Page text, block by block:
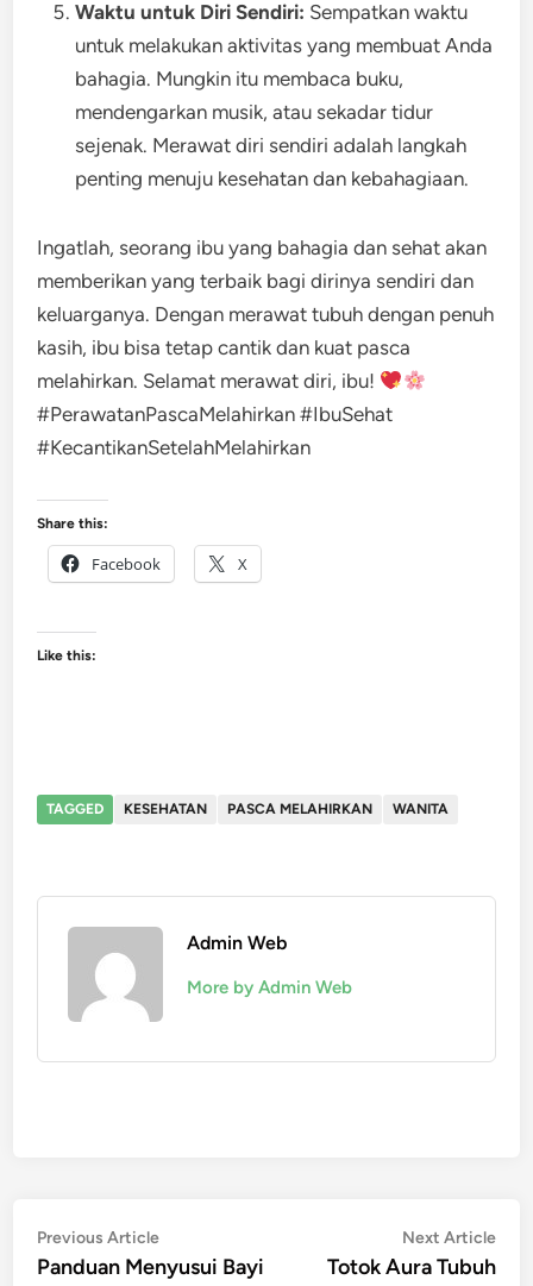
Waktu untuk Diri Sendiri: Sempatkan waktu
untuk melakukan aktivitas yang membuat Anda
bahagia. Mungkin itu membaca buku,
mendengarkan musik, atau sekadar tidur
sejenak. Merawat diri sendiri adalah langkah
penting menuju kesehatan dan kebahagiaan.
Ingatlah, seorang ibu yang bahagia dan sehat akan
memberikan yang terbaik bagi dirinya sendiri dan
keluarganya. Dengan merawat tubuh dengan penuh
kasih, ibu bisa tetap cantik dan kuat pasca
melahirkan. Selamat merawat diri, ibu!
#PerawatanPascaMelahirkan #IbuSehat
#KecantikanSetelahMelahirkan
Share this:
Facebook X
Like this:
TAGGED KESEHATAN PASCA MELAHIRKAN WANITA
Admin Web
More by Admin Web
Post
navigation
Previous ArticlePrevious
article:
Panduan Menyusui Bayi
Next Article
Totok Aura Tubuh